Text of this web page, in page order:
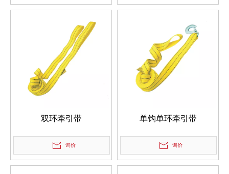
双环牵引带
询价
单钩单环牵引带
询价